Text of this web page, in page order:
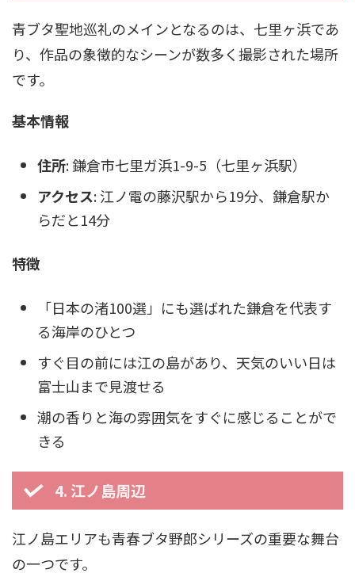
青ブタ聖地巡礼のメインとなるのは、七里ヶ浜であ
り、作品の象徴的なシーンが数多く撮影された場所
です。
基本情報
住所: 鎌倉市七里ガ浜1-9-5（七里ヶ浜駅）
アクセス: 江ノ電の藤沢駅から19分、鎌倉駅か
らだと14分
特徴
「日本の渚100選」にも選ばれた鎌倉を代表す
る海岸のひとつ
すぐ目の前には江の島があり、天気のいい日は
富士山まで見渡せる
潮の香りと海の雰囲気をすぐに感じることがで
きる
4. 江ノ島周辺
江ノ島エリアも青春ブタ野郎シリーズの重要な舞台
の一つです。